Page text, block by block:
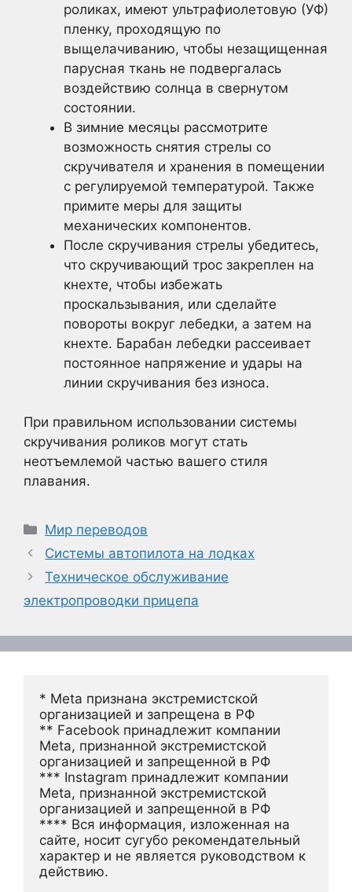
роликах, имеют ультрафиолетовую (УФ)
пленку, проходящую по
выщелачиванию, чтобы незащищенная
парусная ткань не подвергалась
воздействию солнца в свернутом
состоянии.
В зимние месяцы рассмотрите
возможность снятия стрелы со
скручивателя и хранения в помещении
с регулируемой температурой. Также
примите меры для защиты
механических компонентов.
После скручивания стрелы убедитесь,
что скручивающий трос закреплен на
кнехте, чтобы избежать
проскальзывания, или сделайте
повороты вокруг лебедки, а затем на
кнехте. Барабан лебедки рассеивает
постоянное напряжение и удары на
линии скручивания без износа.
При правильном использовании системы
скручивания роликов могут стать
неотъемлемой частью вашего стиля
плавания.
Рубрики
Мир переводов
Системы автопилота на лодках
Техническое обслуживание
электропроводки прицепа
* Meta признана экстремистской
организацией и запрещена в РФ
** Facebook принадлежит компании
Meta, признанной экстремистской
организацией и запрещенной в РФ
*** Instagram принадлежит компании
Meta, признанной экстремистской
организацией и запрещенной в РФ
**** Вся информация, изложенная на
сайте, носит сугубо рекомендательный
характер и не является руководством к
действию.